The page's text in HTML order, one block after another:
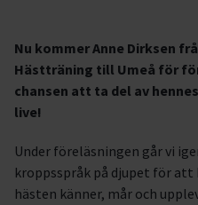
Nu kommer Anne Dirksen
Hästträning till Umeå för
chansen att ta del av
live!
Under föreläsningen går vi
kroppsspråk på djupet för
hästen känner, mår och